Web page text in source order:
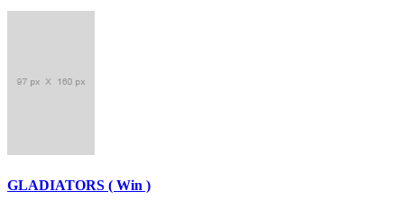
GLADIATORS ( Win )